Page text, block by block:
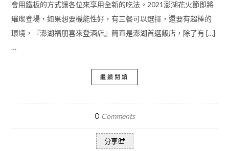
會用鐵板的方式讓各位來享用全新的吃法。2021澎湖花火節即將
璀璨登場，如果想要機能性好，有三餐可以選擇，還要有超棒的
環境，『澎湖福朋喜來登酒店』簡直是澎湖首選飯店，除了有 […]
…
繼續閱讀
0 Comments
分享